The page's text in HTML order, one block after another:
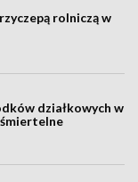
rolniczą w
działkowych w